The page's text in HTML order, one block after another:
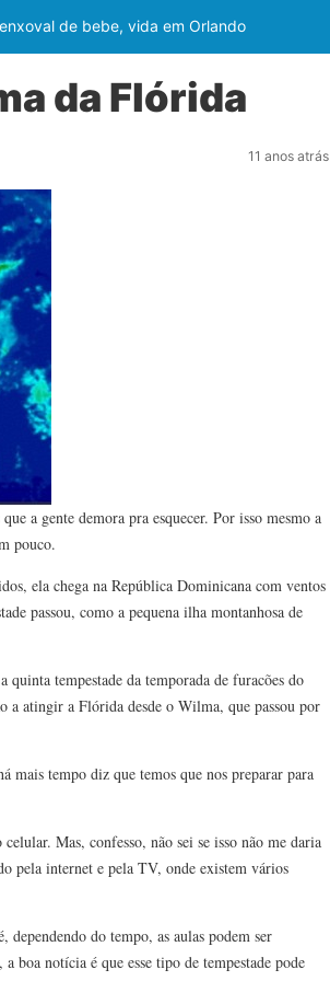
de bebe, vida em Orlando
da Flórida
11 anos atrás
a gente demora pra esquecer. Por isso mesmo a
pouco.
ela chega na República Dominicana com ventos
passou, como a pequena ilha montanhosa de
tempestade da temporada de furacões do
a atingir a Flórida desde o Wilma, que passou por
mais tempo diz que temos que nos preparar para
Mas, confesso, não sei se isso não me daria
pela internet e pela TV, onde existem vários
dependendo do tempo, as aulas podem ser
boa notícia é que esse tipo de tempestade pode